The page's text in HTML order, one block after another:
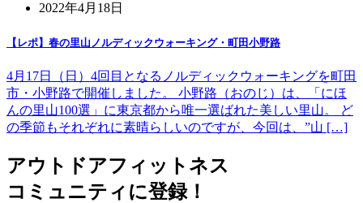
2022年4月18日
【レポ】春の里山ノルディックウォーキング・町田小野路
4月17日（日）4回目となるノルディックウォーキングを町田
市・小野路で開催しました。 小野路（おのじ）は、「にほ
んの里山100選」に東京都から唯一選ばれた美しい里山。 ど
の季節もそれぞれに素晴らしいのですが、今回は、”山 […]
アウトドアフィットネス
コミュニティに登録！